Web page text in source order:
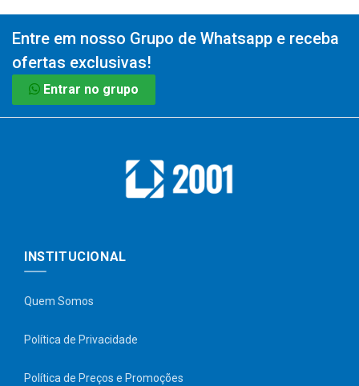
Entre em nosso Grupo de Whatsapp e receba
ofertas exclusivas!
Entrar no grupo
INSTITUCIONAL
Quem Somos
Política de Privacidade
Política de Preços e Promoções